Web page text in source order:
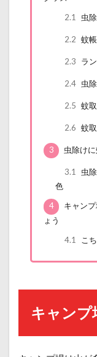
2.1
虫
2.2 蚊
2.3 ラ
2.4 虫
2.5 蚊
2.6 蚊
3 虫除け
3.1
虫
色
4
キャン
ょう
4.1
こ
キャンプ